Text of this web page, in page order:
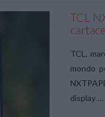
TCL
TCL,
mondo
display …